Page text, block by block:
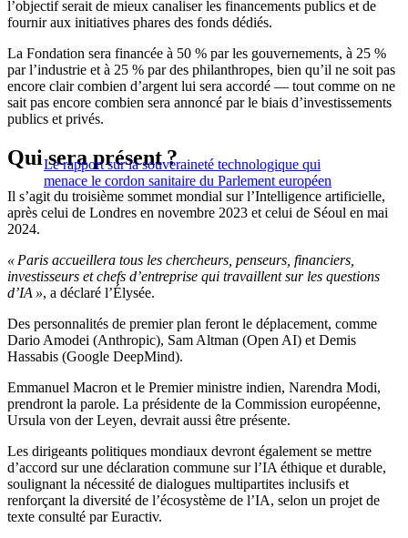
l’objectif serait de mieux canaliser les financements publics et de
fournir aux initiatives phares des fonds dédiés.
La Fondation sera financée à 50 % par les gouvernements, à 25 %
par l’industrie et à 25 % par des philanthropes, bien qu’il ne soit pas
encore clair combien d’argent lui sera accordé — tout comme on ne
sait pas encore combien sera annoncé par le biais d’investissements
publics et privés.
Le rapport sur la souveraineté technologique qui
menace le cordon sanitaire du Parlement européen
Qui sera présent ?
Il s’agit du troisième sommet mondial sur l’Intelligence artificielle,
après celui de Londres en novembre 2023 et celui de Séoul en mai
2024.
« Paris accueillera tous les chercheurs, penseurs, financiers,
investisseurs et chefs d’entreprise qui travaillent sur les questions
d’IA », a déclaré l’Élysée.
Des personnalités de premier plan feront le déplacement, comme
Dario Amodei (Anthropic), Sam Altman (Open AI) et Demis
Hassabis (Google DeepMind).
Emmanuel Macron et le Premier ministre indien, Narendra Modi,
prendront la parole. La présidente de la Commission européenne,
Ursula von der Leyen, devrait aussi être présente.
Les dirigeants politiques mondiaux devront également se mettre
d’accord sur une déclaration commune sur l’IA éthique et durable,
soulignant la nécessité de dialogues multipartites inclusifs et
renforçant la diversité de l’écosystème de l’IA, selon un projet de
texte consulté par Euractiv.